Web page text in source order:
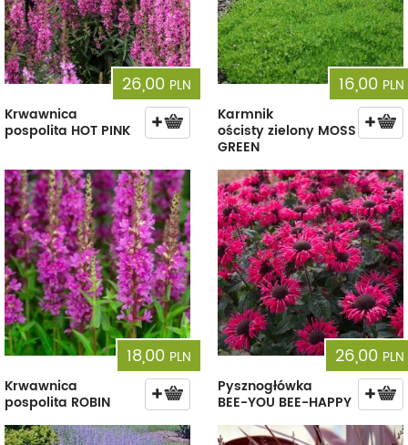
26,00 PLN
Krwawnica
pospolita HOT PINK
16,00 PLN
Karmnik
ościsty zielony MOSS
GREEN
18,00 PLN
Krwawnica
pospolita ROBIN
26,00 PLN
Pysznogłówka
BEE-YOU BEE-HAPPY